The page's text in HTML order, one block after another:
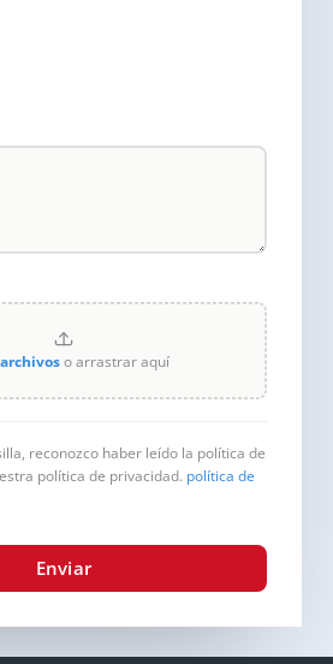
o arrastrar aquí
reconozco haber leído la política de
política de privacidad. política de
Enviar